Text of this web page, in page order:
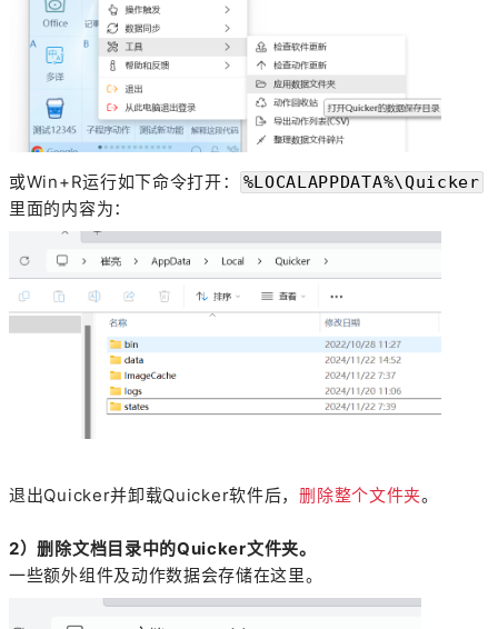
或Win+R运行如下命令打开： %LOCALAPPDATA%\Quicker
里面的内容为：
退出Quicker并卸载Quicker软件后，删除整个文件夹。
2）删除文档目录中的Quicker文件夹。
一些额外组件及动作数据会存储在这里。